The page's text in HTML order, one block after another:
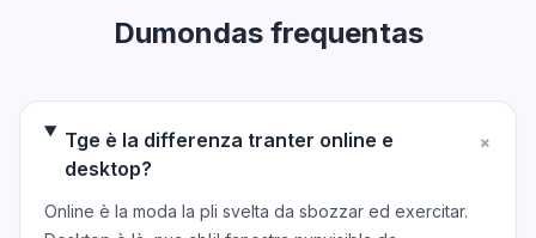
Dumondas frequentas
Tge è la differenza tranter online e
desktop?
+
Online è la moda la pli svelta da sbozzar ed exercitar.